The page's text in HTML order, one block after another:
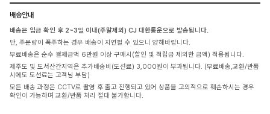
배송안내
배송은 입금 확인 후 2~3일 이내(주말제외) CJ 대한통운으로 발송됩니다.
단, 주문량이 폭주하는 경우 배송이 지연될 수 있으니 양해바랍니다.
무료배송은 순수 결제금액 6만원 이상 구매시(할인 및 적립금 제외한 금액) 적용됩니다.
제주도 및 도서산간지역은 추가배송비(도선료) 3,000원이 부과됩니다. (무료배송,교환/반품
시에도 도선료는 고객님 부담)
모든 배송 과정은 CCTV로 촬영 후 출고 진행되고 있어 상품을 고의적으로 훼손하시는 경우
확인이 가능하며 교환/반품 처리 절대 불가합니다.